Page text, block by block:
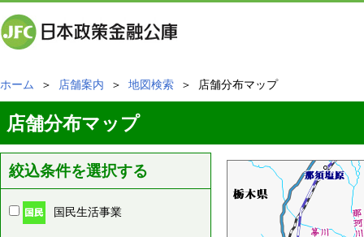
ホーム ＞ 店舗案内 ＞ 地図検索 ＞ 店舗分布マップ
店舗分布マップ
絞込条件を選択する
国民生活事業